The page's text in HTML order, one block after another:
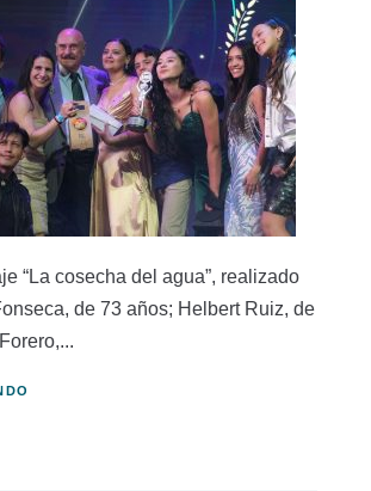
“La cosecha del agua”, realizado
de 73 años; Helbert Ruiz, de